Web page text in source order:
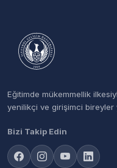
Eğitimde mükemmellik
yenilikçi ve girişimci
Bizi Takip Edin